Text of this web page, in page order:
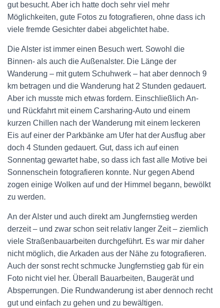
gut besucht. Aber ich hatte doch sehr viel mehr
Möglichkeiten, gute Fotos zu fotografieren, ohne dass ich
viele fremde Gesichter dabei abgelichtet habe.
Die Alster ist immer einen Besuch wert. Sowohl die
Binnen- als auch die Außenalster. Die Länge der
Wanderung – mit gutem Schuhwerk – hat aber dennoch 9
km betragen und die Wanderung hat 2 Stunden gedauert.
Aber ich musste mich etwas fordern. Einschließlich An-
und Rückfahrt mit einem Carsharing-Auto und einem
kurzen Chillen nach der Wanderung mit einem leckeren
Eis auf einer der Parkbänke am Ufer hat der Ausflug aber
doch 4 Stunden gedauert. Gut, dass ich auf einen
Sonnentag gewartet habe, so dass ich fast alle Motive bei
Sonnenschein fotografieren konnte. Nur gegen Abend
zogen einige Wolken auf und der Himmel begann, bewölkt
zu werden.
An der Alster und auch direkt am Jungfernstieg werden
derzeit – und zwar schon seit relativ langer Zeit – ziemlich
viele Straßenbauarbeiten durchgeführt. Es war mir daher
nicht möglich, die Arkaden aus der Nähe zu fotografieren.
Auch der sonst recht schmucke Jungfernstieg gab für ein
Foto nicht viel her. Überall Bauarbeiten, Baugerät und
Absperrungen. Die Rundwanderung ist aber dennoch recht
gut und einfach zu gehen und zu bewältigen.